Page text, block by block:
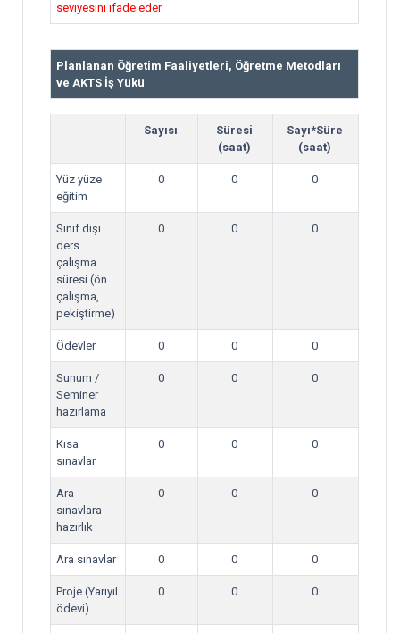
seviyesini ifade eder
Planlanan Öğretim Faaliyetleri, Öğretme Metodları
ve AKTS İş Yükü
Sayısı
Süresi
(saat)
Sayı*Süre
(saat)
Yüz yüze
eğitim
0 0 0
Sınıf dışı
ders
çalışma
süresi (ön
çalışma,
pekiştirme)
0 0 0
Ödevler 0 0 0
Sunum /
Seminer
hazırlama
0 0 0
Kısa
sınavlar
0 0 0
Ara
sınavlara
hazırlık
0 0 0
Ara sınavlar 0 0 0
Proje (Yarıyıl
ödevi)
0 0 0